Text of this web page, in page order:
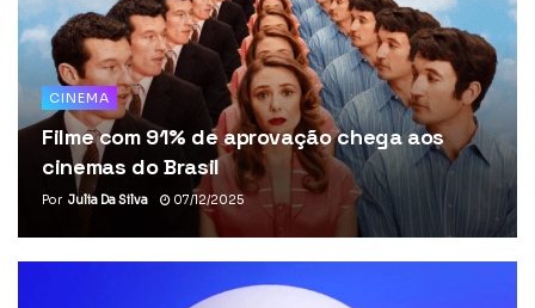
CINEMA
Filme com 91% de aprovação chega aos
cinemas do Brasil
Por Julia Da Silva 07/12/2025